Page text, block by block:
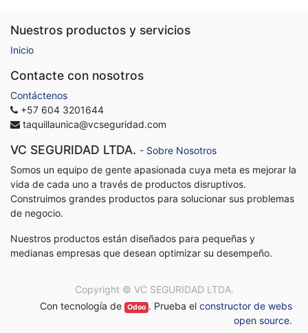
Nuestros productos y servicios
Inicio
Contacte con nosotros
Contáctenos
+57 604 3201644
taquillaunica@vcseguridad.com
VC SEGURIDAD LTDA. - Sobre Nosotros
Somos un equipo de gente apasionada cuya meta es mejorar la
vida de cada uno a través de productos disruptivos.
Construimos grandes productos para solucionar sus problemas
de negocio.
Nuestros productos están diseñados para pequeñas y
medianas empresas que desean optimizar su desempeño.
Copyright © VC SEGURIDAD LTDA.
Con tecnología de
Odoo . Prueba el constructor de webs
open source.